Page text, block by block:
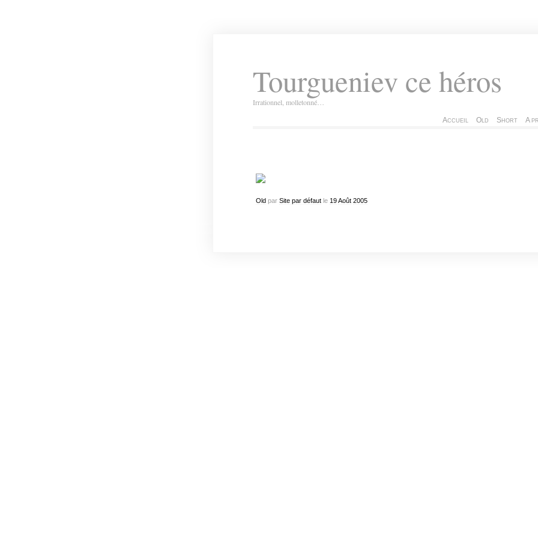
Tourgueniev ce héros
Irrationnel, molletonné…
Accueil Old Short A
Oldpar Site par défautle 19 Août 2005